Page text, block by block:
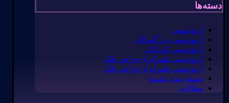
دسته‌ها
ارتودنسی
ارتودنسی بزرگسالان
ارتودنسی کودکان
ارتودنسی همراه با جراحی فک
ارتودنسی همراه با جراحی فک
دسته بندی نشده
مقالات